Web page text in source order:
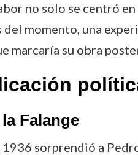
no solo se centró
momento, una
marcaría su obra
Falange
sorprendió a